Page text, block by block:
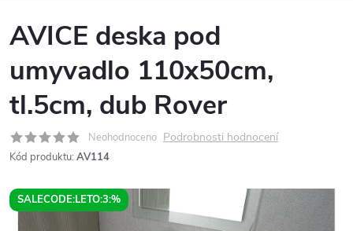
AVICE deska pod
umyvadlo 110x50cm,
tl.5cm, dub Rover
Neohodnoceno Podrobnosti hodnocení
Kód produktu: AV114
SALECODE:LETO:3:%